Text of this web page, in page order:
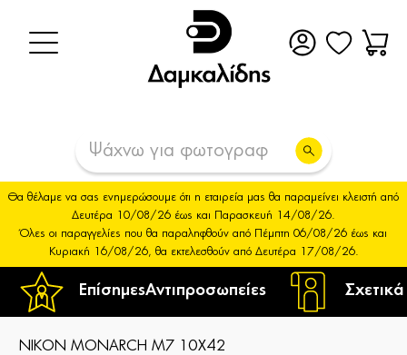
ΕπίσημεςΑντιπροσωπείες
Θα θέλαμε να σας ενημερώσουμε ότι η εταιρεία μας θα παραμείνει κλειστή από
Δευτέρα 10/08/26 έως και Παρασκευή 14/08/26.
Όλες οι παραγγελίες που θα παραληφθούν από Πέμπτη 06/08/26 έως και
Κυριακή 16/08/26, θα εκτελεσθούν από Δευτέρα 17/08/26.
NIKON MONARCH M7 10X42